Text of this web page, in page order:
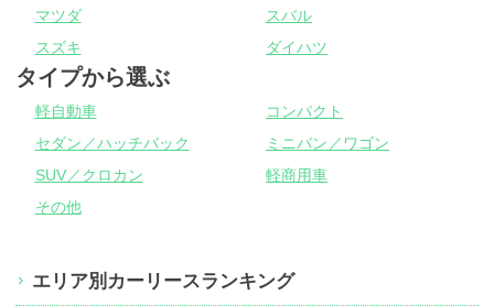
マツダ
スバル
スズキ
ダイハツ
タイプから選ぶ
軽自動車
コンパクト
セダン／ハッチバック
ミニバン／ワゴン
SUV／クロカン
軽商用車
その他
エリア別カーリースランキング